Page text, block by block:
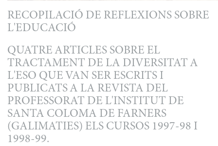
RECOPILACIÓ DE REFLEXIONS SOBRE
L'EDUCACIÓ
QUATRE ARTICLES SOBRE EL
TRACTAMENT DE LA DIVERSITAT A
L'ESO QUE VAN SER ESCRITS I
PUBLICATS A LA REVISTA DEL
PROFESSORAT DE L'INSTITUT DE
SANTA COLOMA DE FARNERS
(GALIMATIES) ELS CURSOS 1997-98 I
1998-99.